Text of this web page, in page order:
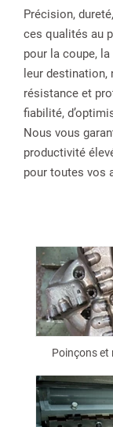
Précision,
ces qualités au
pour la coupe,
leur
résistance et
fiabilité,
Nous vous
productivité
pour toutes vos
Poinçons et